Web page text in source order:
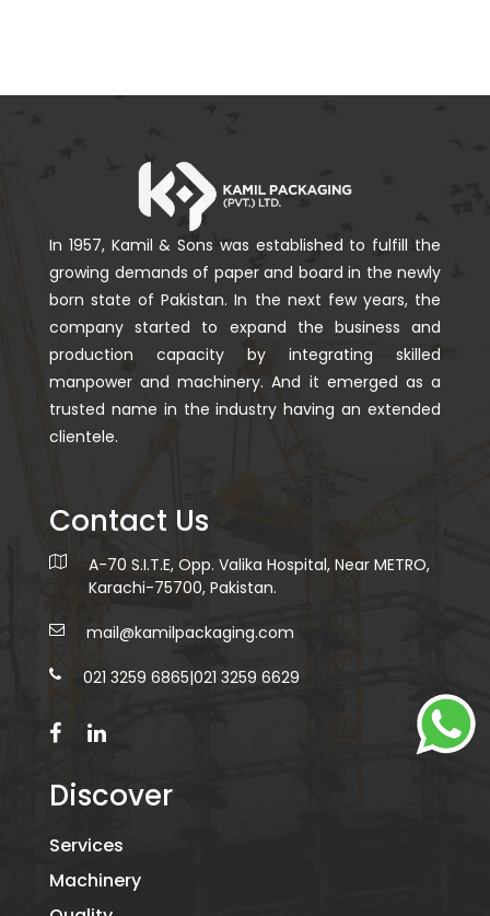
In 1957, Kamil & Sons was established to fulfill the
growing demands of paper and board in the newly
born state of Pakistan. In the next few years, the
company started to expand the business and
production capacity by integrating skilled
manpower and machinery. And it emerged as a
trusted name in the industry having an extended
clientele.
Contact Us
A-70 S.I.T.E, Opp. Valika Hospital, Near METRO,
Karachi-75700, Pakistan.
mail@kamilpackaging.com
021 3259 6865|021 3259 6629
Discover
Services
Machinery